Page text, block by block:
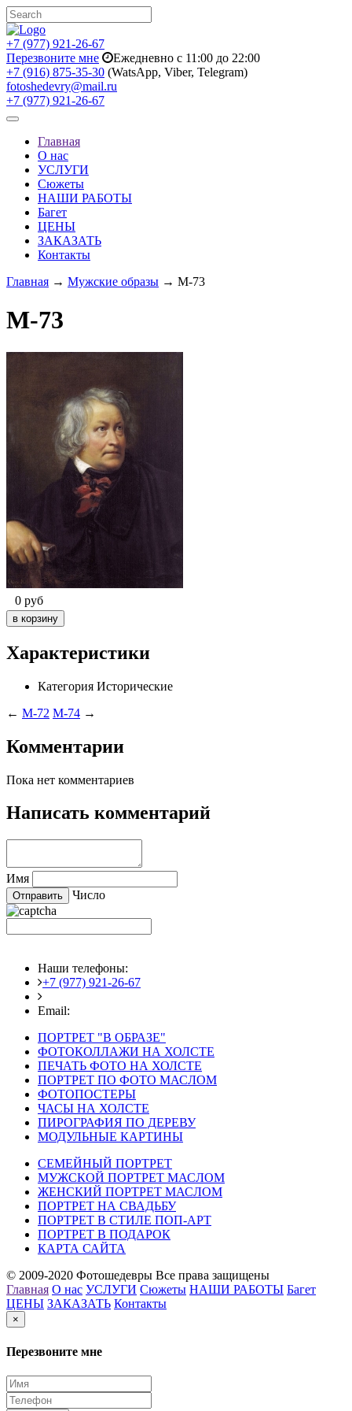
+7 (977) 921-26-67
Перезвоните мне
Ежедневно с 11:00 до 22:00
+7 (916) 875-35-30 (WatsApp, Viber, Telegram)
fotoshedevry@mail.ru
+7 (977) 921-26-67
Toggle
navigationГлавная
О нас
УСЛУГИ
Сюжеты
НАШИ РАБОТЫ
Багет
ЦЕНЫ
ЗАКАЗАТЬ
Контакты
Главная → Мужские образы → M-73
M-73
0 руб
Характеристики
Категория Исторические
← M-72 M-74 →
Комментарии
Пока нет комментариев
Написать комментарий
Имя
Число
Наши телефоны:
+7 (977) 921-26-67
Email:
ПОРТРЕТ "В ОБРАЗЕ"
ФОТОКОЛЛАЖИ НА ХОЛСТЕ
ПЕЧАТЬ ФОТО НА ХОЛСТЕ
ПОРТРЕТ ПО ФОТО МАСЛОМ
ФОТОПОСТЕРЫ
ЧАСЫ НА ХОЛСТЕ
ПИРОГРАФИЯ ПО ДЕРЕВУ
МОДУЛЬНЫЕ КАРТИНЫ
СЕМЕЙНЫЙ ПОРТРЕТ
МУЖСКОЙ ПОРТРЕТ МАСЛОМ
ЖЕНСКИЙ ПОРТРЕТ МАСЛОМ
ПОРТРЕТ НА СВАДЬБУ
ПОРТРЕТ В СТИЛЕ ПОП-АРТ
ПОРТРЕТ В ПОДАРОК
КАРТА САЙТА
© 2009-2020 Фотошедевры Все права защищены
Главная О нас УСЛУГИ Сюжеты НАШИ РАБОТЫ Багет
ЦЕНЫ ЗАКАЗАТЬ Контакты
×
Перезвоните мне